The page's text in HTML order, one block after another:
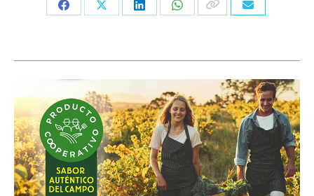
Share
Share
Share
Share